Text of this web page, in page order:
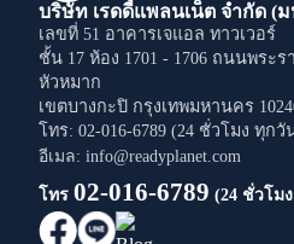
บริษัท เรดดี้แพลนเน็ต จำกัด (
เลขที่ 51 อาคารเจแอล ทาวเวอร์
ชั้น 17 ห้อง 1701 - 1706 ถนนพระร
หัวหมาก
เขตบางกะปิ กรุงเทพมหานคร
โทร: 02-016-6789 (24 ชั่วโมง ทุกวั
อีเมล: info@readyplanet.com
โทร 02-016-6789 (24 ชั่วโม